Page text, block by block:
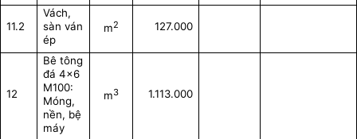
11.2
Vách,
sàn ván
ép
m2 127.000
12
Bê tông
đá 4x6
M100:
Móng,
nền, bệ
máy
m3 1.113.000